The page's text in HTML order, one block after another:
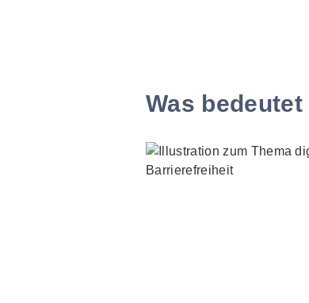
Was